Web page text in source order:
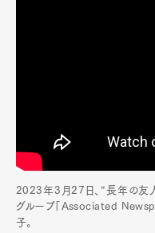
Pen
2023年3月27日、“長年の友人
グループ「Associated
子。